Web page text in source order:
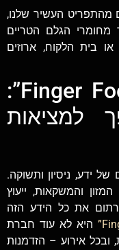
מהתפריט העשיר שלנו,
מחומרי הגלם הטריים
בית הלקוח, ארוזים
שי אזולאי וצוות “Finger Food”:
למציאות
ידע, ניסיון ותשוקה.
והמשקאות, ייעוץ
את כל הידע הזה
היא לא עוד חברת
ובכל אירוע – הזדמנות